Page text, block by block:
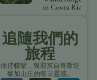
in Costa Rica
追隨我們的
旅程
保持聯繫，獲取來自哥斯達
黎加山丘的每日靈感。